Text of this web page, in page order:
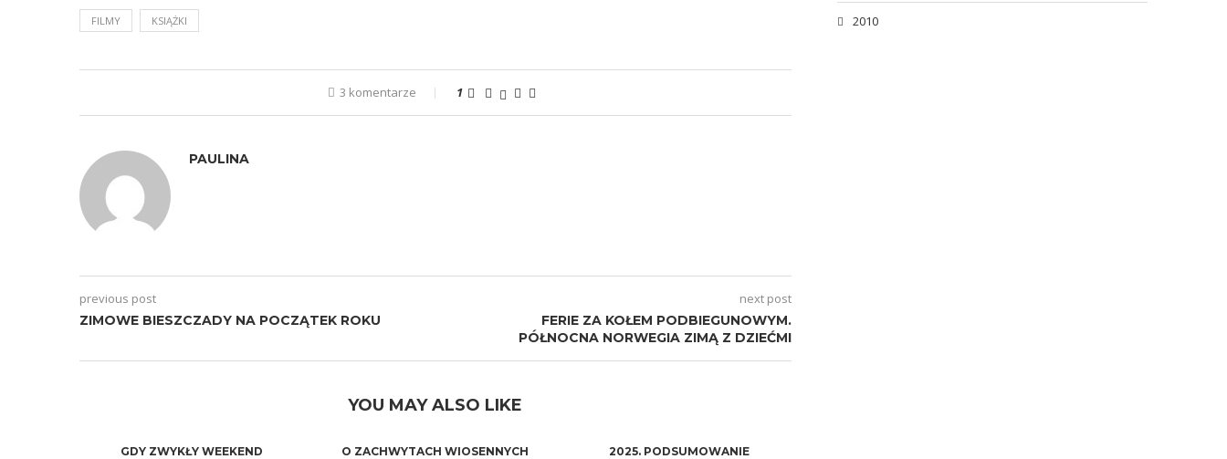
FILMY KSIĄŻKI
3 komentarze 1
PAULINA
previous post
ZIMOWE BIESZCZADY NA POCZĄTEK ROKU
next post
FERIE ZA KOŁEM PODBIEGUNOWYM.
PÓŁNOCNA NORWEGIA ZIMĄ Z DZIEĆMI
YOU MAY ALSO LIKE
GDY ZWYKŁY WEEKEND O ZACHWYTACH WIOSENNYCH 2025. PODSUMOWANIE
2010